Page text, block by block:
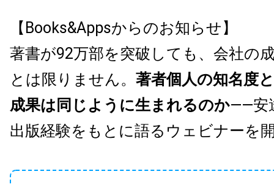
【Books&Appsからのお知らせ】
著書が92万部を突破しても、会社の
とは限りません。 著者個人の知名度
成果は同じように生まれるのか——安
出版経験をもとに語るウェビナーを